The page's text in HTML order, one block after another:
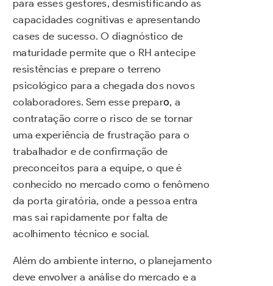
para esses gestores, desmistificando as
capacidades cognitivas e apresentando
cases de sucesso. O diagnóstico de
maturidade permite que o RH antecipe
resistências e prepare o terreno
psicológico para a chegada dos novos
colaboradores. Sem esse preparo, a
contratação corre o risco de se tornar
uma experiência de frustração para o
trabalhador e de confirmação de
preconceitos para a equipe, o que é
conhecido no mercado como o fenômeno
da porta giratória, onde a pessoa entra
mas sai rapidamente por falta de
acolhimento técnico e social.
Além do ambiente interno, o planejamento
deve envolver a análise do mercado e a